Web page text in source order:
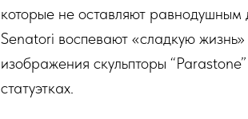
которые не оставляют
Senatori воспевают «сладкую
изображения скульпторы
статуэтках.